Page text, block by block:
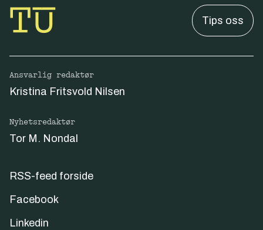
Tips oss
Ansvarlig redaktør
Kristina Fritsvold Nilsen
Nyhetsredaktør
Tor M. Nondal
RSS-feed forside
Facebook
Linkedin